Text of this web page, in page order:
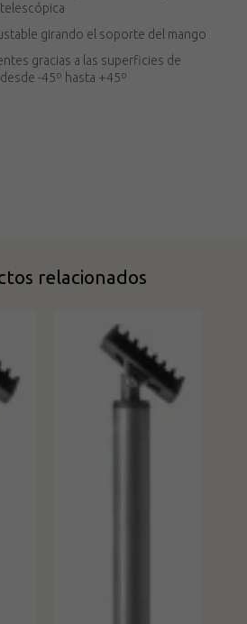
girando el soporte del mango
gracias a las superficies de
-45º hasta +45º
relacionados